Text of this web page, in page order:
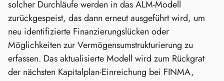
solcher Durchläufe werden in das ALM‑Modell
zurückgespeist, das dann erneut ausgeführt wird, um
neu identifizierte Finanzierungslücken oder
Möglichkeiten zur Vermögensumstrukturierung zu
erfassen. Das aktualisierte Modell wird zum Rückgrat
der nächsten Kapitalplan‑Einreichung bei FINMA,